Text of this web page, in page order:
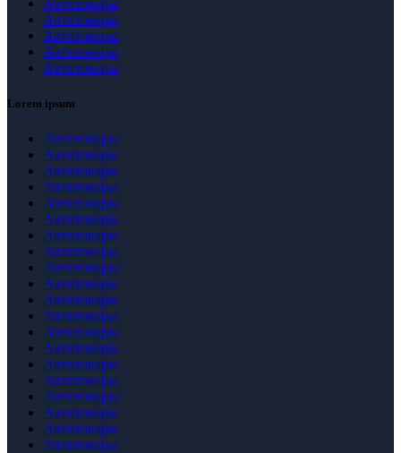
Автотовары
Автотовары
Автотовары
Автотовары
Автотовары
Lorem ipsum
Автотовары
Автотовары
Автотовары
Автотовары
Автотовары
Автотовары
Автотовары
Автотовары
Автотовары
Автотовары
Автотовары
Автотовары
Автотовары
Автотовары
Автотовары
Автотовары
Автотовары
Автотовары
Автотовары
Автотовары